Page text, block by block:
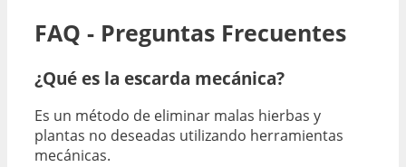
FAQ - Preguntas Frecuentes
¿Qué es la escarda mecánica?
Es un método de eliminar malas hierbas y
plantas no deseadas utilizando herramientas
mecánicas.